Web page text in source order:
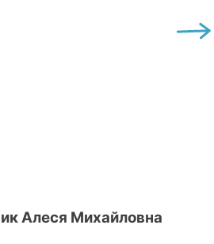
Алеся Михайловна